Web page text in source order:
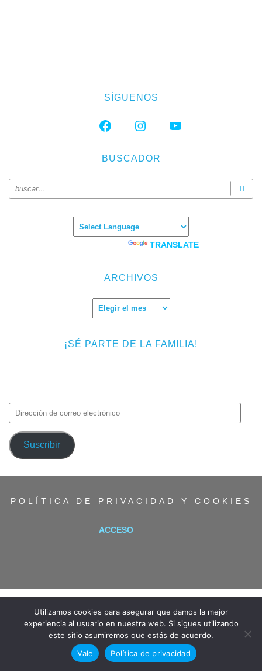
SÍGUENOS
FACEBOOKINSTAGRAMYOUTUBE
BUSCADOR
TRANSLATE
ARCHIVOS
Archivos
¡SÉ PARTE DE LA FAMILIA!
Dirección
de
correo
electrónico
Suscribir
POLÍTICA DE PRIVACIDAD Y COOKIES
ACCESO
Utilizamos cookies para asegurar que damos la mejor
experiencia al usuario en nuestra web. Si sigues utilizando
este sitio asumiremos que estás de acuerdo.
Vale
Política de privacidad